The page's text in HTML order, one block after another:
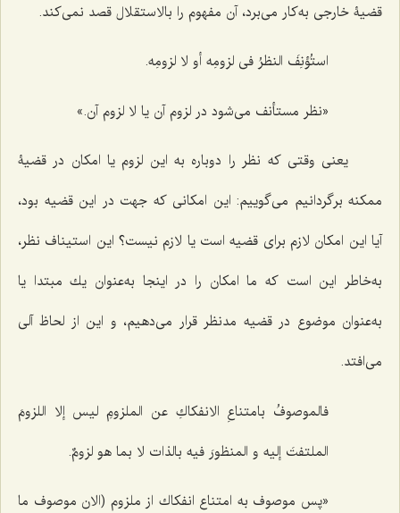
قضیۀ خارجى به‌كار مى‌برد، آن مفهوم را بالاستقلال قصد نمى‌كند.
استُؤنِفَ النظرُ فی لزومِه أو لا لزومِه.
«نظر مستأنف مى‌شود در لزوم آن یا لا لزوم آن.»
یعنى وقتى كه نظر را دوباره به این لزوم یا امكان در قضیۀ
ممكنه برگردانیم مى‌گوییم: این امكانى كه جهت در این قضیه بود،
آیا این امكان لازم براى قضیه است یا لازم نیست؟ این استیناف نظر،
به‌خاطر این است كه ما امكان را در اینجا به‌عنوان یك مبتدا یا
به‌عنوان موضوع در قضیه مدنظر قرار می‌دهیم، و این از لحاظ آلى
مى‌افتد.
فالموصوفُ بامتناعِ الانفكاكِ عن الملزومِ لیس إلا اللزومَ
الملتفتَ إلیه و المنظورَ فیه بالذات لا بما هو لزومٌ.
«پس موصوف به امتناع انفكاك از ملزوم (الان موصوف ما